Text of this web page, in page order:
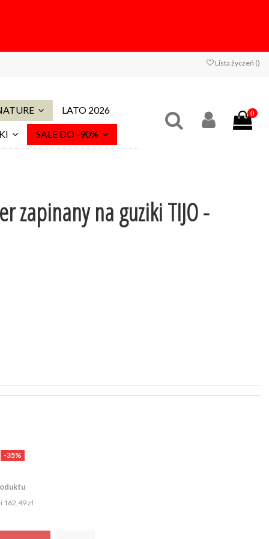
Lista życzeń ()
LATO 2026
SALE DO -90%
0
zapinany na guziki TIJO -
-35%
162,49 zł